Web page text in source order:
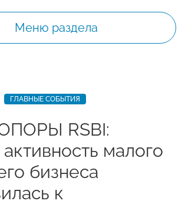
Меню раздела
ГЛАВНЫЕ СОБЫТИЯ
RSBI:
малого
бизнеса
к